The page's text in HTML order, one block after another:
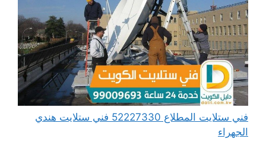
فني ستلايت المطلاع 52227330 فني ستلايت هندي
الجهراء